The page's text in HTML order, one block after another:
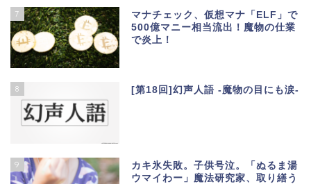
7
マナチェック、仮想マナ「ELF」で
500億マニー相当流出！魔物の仕業
で炎上！
8 [第18回]幻声人語 -魔物の目にも涙-
9
カキ氷失敗。子供号泣。「ぬるま湯
ウマイわー」魔法研究家、取り繕う